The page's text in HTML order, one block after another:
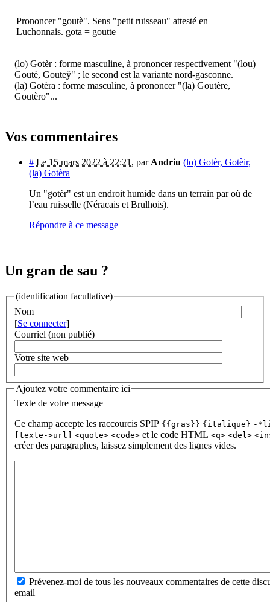
Prononcer "goutè". Sens "petit ruisseau" attesté en
Luchonnais. gota = goutte
(lo) Gotèr : forme masculine, à prononcer respectivement "(lou)
Goutè, Gouteÿ" ; le second est la variante nord-gasconne.
(la) Gotèra : forme masculine, à prononcer "(la) Goutère,
Goutèro"...
Vos commentaires
# Le 15 mars 2022 à 22:21 , par Andriu (lo) Gotèr, Gotèir,
(la) Gotèra
Un "gotèr" est un endroit humide dans un terrain par où de
l’eau ruisselle (Néracais et Brulhois).
Répondre à ce message
Un gran de sau ?
(identification facultative)
Nom
[Se connecter]
Courriel (non publié)
Votre site web
Ajoutez votre commentaire ici
Texte de votre message
Ce champ accepte les raccourcis SPIP {{gras}} {italique} -
[texte->url] <quote> <code> et le code HTML <q> <del>
créer des paragraphes, laissez simplement des lignes vides.
Prévenez-moi de tous les nouveaux commentaires de cette
email